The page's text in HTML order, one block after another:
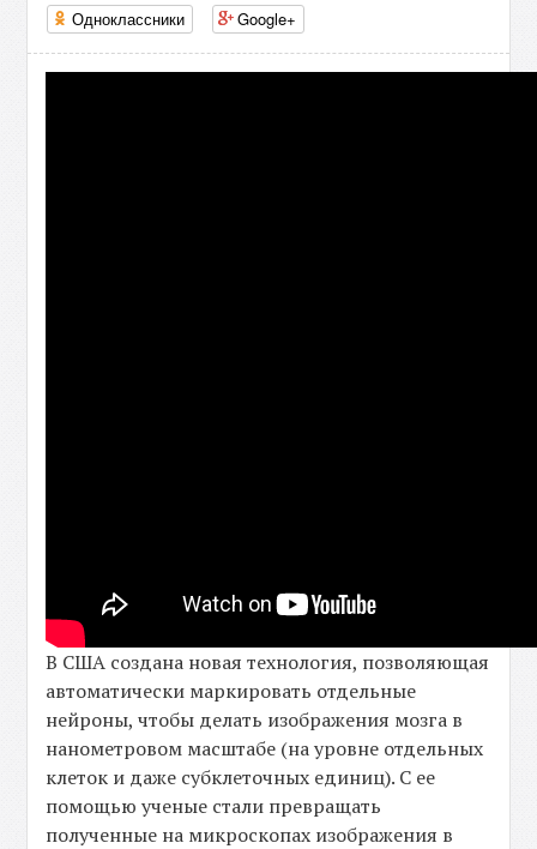
Одноклассники
Google+
В США создана новая технология, позволяющая
автоматически маркировать отдельные
нейроны, чтобы делать изображения мозга в
нанометровом масштабе (на уровне отдельных
клеток и даже субклеточных единиц). С ее
помощью ученые стали превращать
полученные на микроскопах изображения в